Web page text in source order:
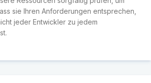
sie Ihren Anforderungen entsprechen,
jeder Entwickler zu jedem